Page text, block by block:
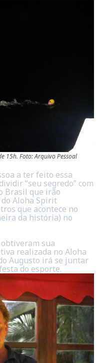
15h. Foto: Arquivo Pessoal
a ter feito essa
“seu segredo” com
Brasil que irão
Aloha Spirit
que acontece no
da história) no
sua
realizada no Aloha
Augusto irá se juntar
do esporte.